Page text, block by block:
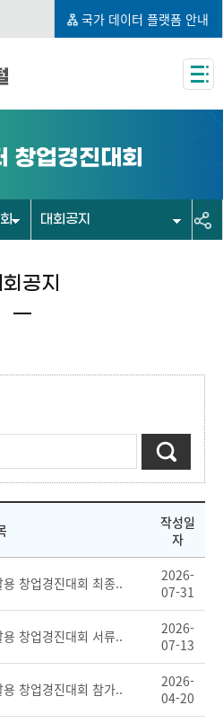
국가 데이터 플랫폼 안내
창업경진대회
대회공지
공지
작성일
자
창업경진대회 최종..
2026-
07-31
창업경진대회 서류..
2026-
07-13
창업경진대회 참가..
2026-
04-20